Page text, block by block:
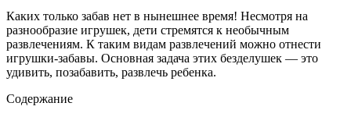
Каких только забав нет в нынешнее время! Несмотря на
разнообразие игрушек, дети стремятся к необычным
развлечениям. К таким видам развлечений можно отнести
игрушки-забавы. Основная задача этих безделушек — это
удивить, позабавить, развлечь ребенка.
Содержание